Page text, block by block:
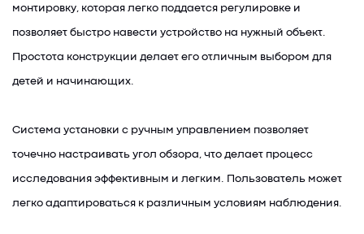
монтировку, которая легко поддается регулировке и
позволяет быстро навести устройство на нужный объект.
Простота конструкции делает его отличным выбором для
детей и начинающих.
Система установки с ручным управлением позволяет
точечно настраивать угол обзора, что делает процесс
исследования эффективным и легким. Пользователь может
легко адаптироваться к различным условиям наблюдения.